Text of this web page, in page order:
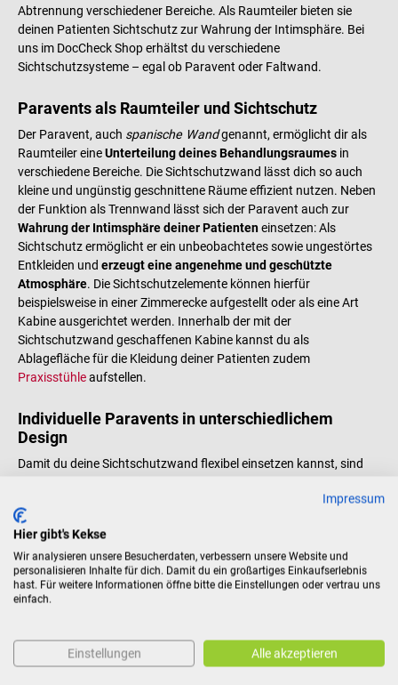
Abtrennung verschiedener Bereiche. Als Raumteiler bieten sie
deinen Patienten Sichtschutz zur Wahrung der Intimsphäre. Bei
uns im DocCheck Shop erhältst du verschiedene
Sichtschutzsysteme – egal ob Paravent oder Faltwand.
Paravents als Raumteiler und Sichtschutz
Der Paravent, auch spanische Wandgenannt, ermöglicht dir als
Raumteiler eineUnterteilung deines Behandlungsraumes in
verschiedene Bereiche. Die Sichtschutzwand lässt dich so auch
kleine und ungünstig geschnittene Räume effizient nutzen. Neben
der Funktion als Trennwand lässt sich der Paravent auch zur
Wahrung der Intimsphäre deiner Patienteneinsetzen: Als
Sichtschutz ermöglicht er ein unbeobachtetes sowie ungestörtes
Entkleiden und erzeugt eine angenehme und geschützte
Atmosphäre. Die Sichtschutzelemente können hierfür
beispielsweise in einer Zimmerecke aufgestellt oder als eine Art
Kabine ausgerichtet werden. Innerhalb der mit der
Sichtschutzwand geschaffenen Kabine kannst du als
Ablagefläche für die Kleidung deiner Patienten zudem
Praxisstühleaufstellen.
Individuelle Paravents in unterschiedlichem
Design
Damit du deine Sichtschutzwand flexibel einsetzen kannst, sind
beliebig verschieben und
nutzen
im DocCheck Shop günstig und in verschiedenen Farben und
Ausführungen kaufen. Egal ob du deinen neuen Sichtschutz in
Grau und aus Stoff oder dein Paravent in Weiß oder farbigem
Design wünschst – im DocCheck Shop kannst du deine
Sichtschutzwand in verrücktem Design mit Tieren, Insekten
Blumen oder Blättern.
Impressum
Hier gibt's Kekse
Wir analysieren unsere Besucherdaten, verbessern unsere Website und
personalisieren Inhalte für dich. Damit du ein großartiges Einkaufserlebnis
hast. Für weitere Informationen öffne bitte die Einstellungen oder vertrau uns
einfach.
Einstellungen Alle akzeptieren